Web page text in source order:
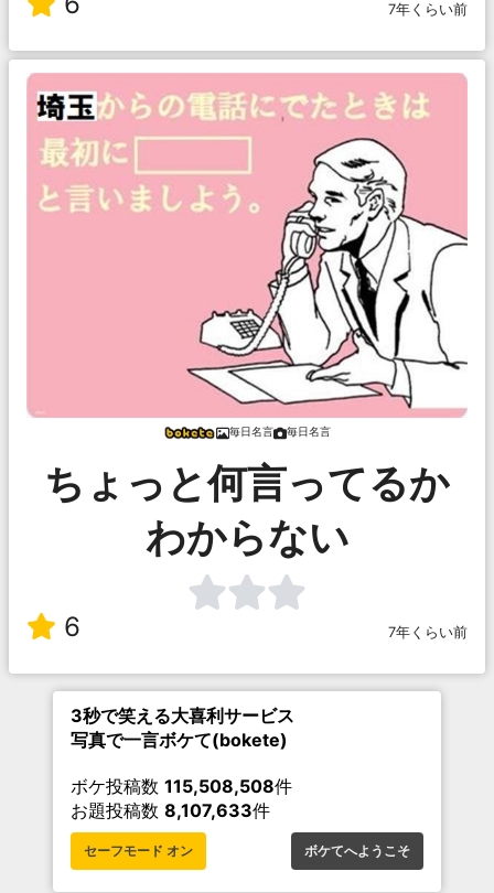
7年くらい前
毎日名言 毎日名言
ちょっと何言ってるか
わからない
6 7年くらい前
3秒で笑える大喜利サービス
写真で一言ボケて(bokete)
ボケ投稿数 115,508,508件
お題投稿数 8,107,633件
セーフモード オン ボケてへようこそ